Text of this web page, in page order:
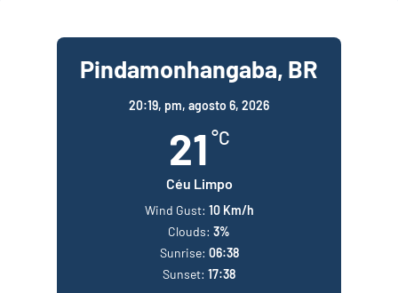
Pindamonhangaba, BR
20:19, pm, agosto 6, 2026
21 °C
Céu Limpo
Wind Gust: 10 Km/h
Clouds: 3%
Sunrise: 06:38
Sunset: 17:38